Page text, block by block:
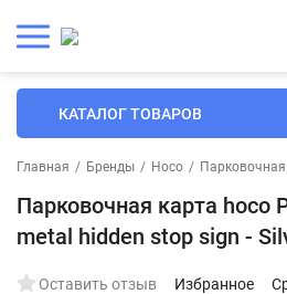
КАТАЛОГ ТОВАРОВ
Главная / Бренды / Hoco /
Парковочная карта hoco
metal hidden stop sign -
Оставить отзыв Избранное